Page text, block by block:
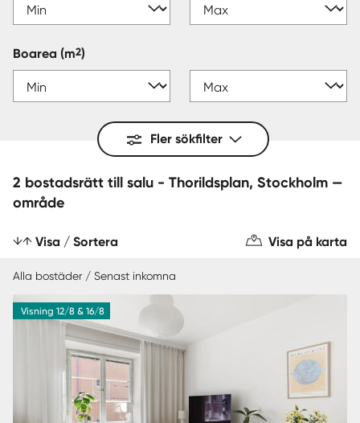
Boarea (m2)
Fler sökfilter
2 bostadsrätt till salu - Thorildsplan, Stockholm —
område
Visa / Sortera Visa på karta
Alla bostäder / Senast inkomna
Visning 12/8 & 16/8